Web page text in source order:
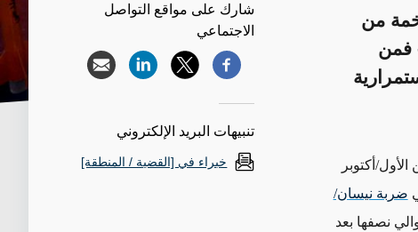
من
فمن
الضخمة على إسرائيل في 13 نيسان/أبريل و1 تشرين الأول/أكتوبر
ضربة نيسان/
حوالي نصفها بعد
شارك على مواقع التواصل
الاجتماعي
تنبيهات البريد الإلكتروني
خبراء في [القضية / المنطقة]